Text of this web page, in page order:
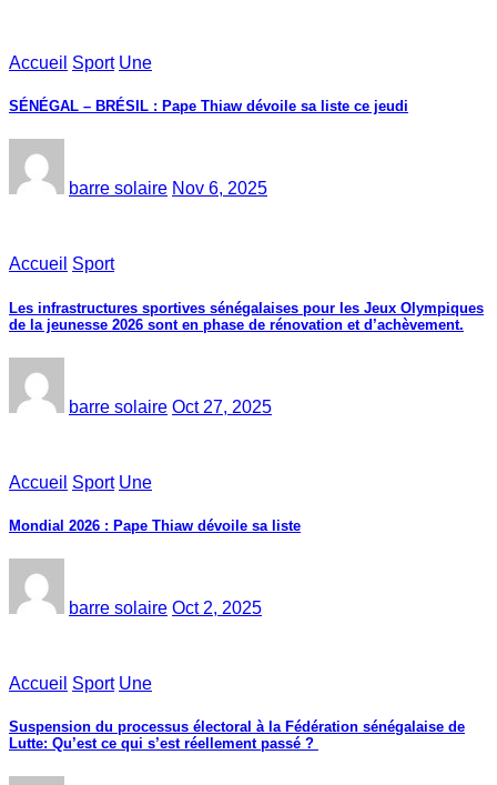
Accueil Sport Une
SÉNÉGAL – BRÉSIL : Pape Thiaw dévoile sa liste ce jeudi
barre solaire Nov 6, 2025
Accueil Sport
Les infrastructures sportives sénégalaises pour les Jeux Olympiques
de la jeunesse 2026 sont en phase de rénovation et d’achèvement.
barre solaire Oct 27, 2025
Accueil Sport Une
Mondial 2026 : Pape Thiaw dévoile sa liste
barre solaire Oct 2, 2025
Accueil Sport Une
‎Suspension du processus électoral à la Fédération sénégalaise de
Lutte: Qu’est ce qui s’est réellement passé ? ‎‎